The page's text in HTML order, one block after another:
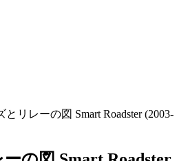
とリレーの図 Smart Roadster (2003-